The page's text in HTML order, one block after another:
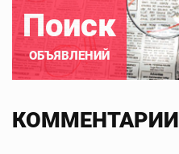
Поиск
ОБЪЯВЛЕНИЙ
КОММЕНТАРИИ